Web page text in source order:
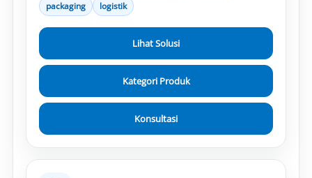
packaging
logistik
Lihat Solusi
Kategori Produk
Konsultasi